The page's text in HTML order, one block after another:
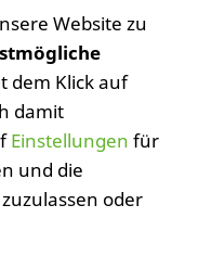
30
9898-0
9898-66
Website zu
dem Klick auf
damit
Einstellungen für
und die
oder